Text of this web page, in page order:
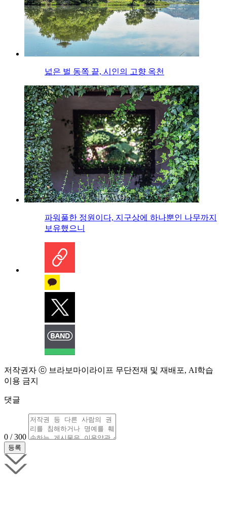
넓은 벌 동쪽 끝, 시인의 고향 옥천
파워풀한 정원이다, 지구상에 하나뿐인 나무까지
보유했으니
저작권자 ⓒ 브라보마이라이프 무단전재 및 재배포, AI학습
이용 금지
댓글
0 / 300